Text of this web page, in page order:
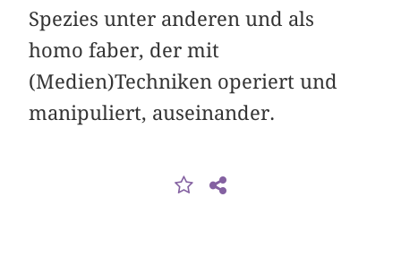
Spezies unter anderen und als
homo faber, der mit
(Medien)Techniken operiert und
manipuliert, auseinander.